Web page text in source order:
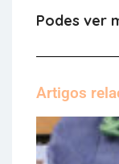
Podes ver
Artigos